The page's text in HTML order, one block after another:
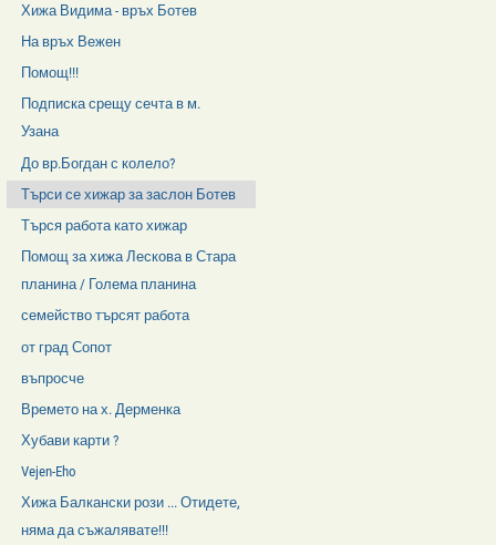
Хижа Видима - връх Ботев
На връх Вежен
Помощ!!!
Подписка срещу сечта в м.
Узана
До вр.Богдан с колело?
Търси се хижар за заслон Ботев
Търся работа като хижар
Помощ за хижа Лескова в Стара
планина / Голема планина
семейство търсят работа
от град Сопот
въпросче
Времето на х. Дерменка
Хубави карти ?
Vejen-Eho
Хижа Балкански рози ... Отидете,
няма да съжалявате!!!